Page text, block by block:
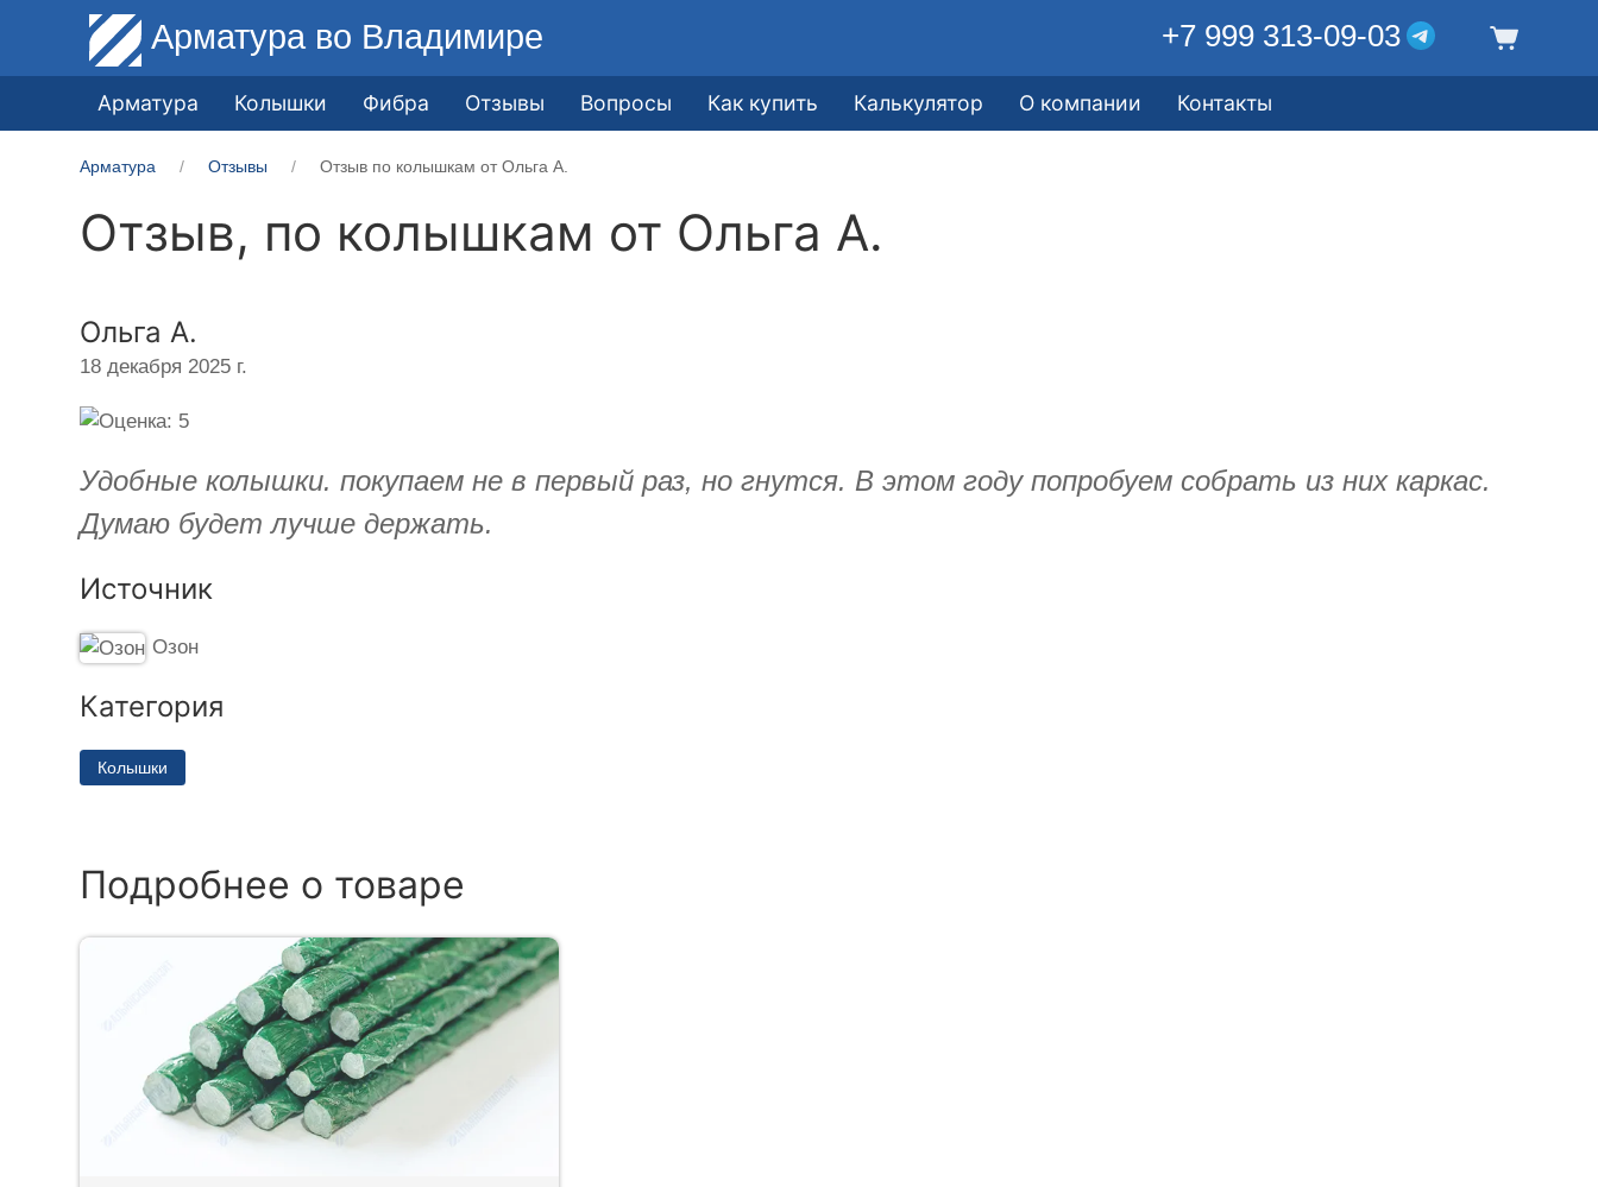
Арматура во Владимире +7 999 313-09-03
Арматура Колышки Фибра Отзывы Вопросы Как купить Калькулятор О компании Контакты
Арматура Отзывы Отзыв по колышкам от Ольга А.
Отзыв, по колышкам от Ольга А.
Ольга А.
18 декабря 2025 г.
Удобные колышки. покупаем не в первый раз, но гнутся. В этом году попробуем собрать из них каркас.
Думаю будет лучше держать.
Источник
Озон
Категория
Колышки
Подробнее о товаре